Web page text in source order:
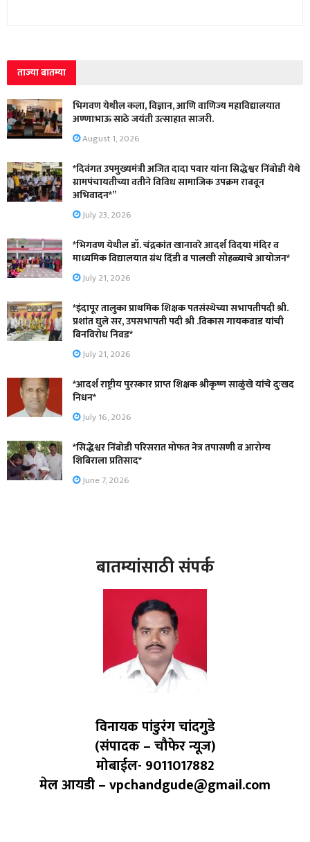
ताज्या बातम्या
भिगवण येथील कला, विज्ञान, आणि वाणिज्य महाविद्यालयात
अण्णाभाऊ साठे जयंती उत्साहात साजरी.
August 1, 2026
*दिवंगत उपमुख्यमंत्री अजित दादा पवार यांना सिद्धेश्वर निंबोडी येथे
ग्रामपंचायतीच्या वतीने विविध सामाजिक उपक्रम राबवून
अभिवादन*”
July 23, 2026
*भिगवण येथील डॉ. चंद्रकांत खानावरे आदर्श विदया मंदिर व
माध्यमिक विद्यालयात ग्रंथ दिंडी व पालखी सोहळ्याचे आयोजन*
July 21, 2026
*इंदापूर तालुका प्राथमिक शिक्षक पतसंस्थेच्या सभापतीपदी श्री.
प्रशांत घुले सर, उपसभापती पदी श्री .विकास गायकवाड यांची
बिनविरोध निवड*
July 21, 2026
*आदर्श राष्ट्रीय पुरस्कार प्राप्त शिक्षक श्रीकृष्ण साळुंखे यांचे दुःखद
निधन*
July 16, 2026
*सिद्धेश्वर निंबोडी परिसरात मोफत नेत्र तपासणी व आरोग्य
शिबिराला प्रतिसाद*
June 7, 2026
बातम्यांसाठी संपर्क
विनायक पांडुरंग चांदगुडे
(संपादक – चौफेर न्यूज)
मोबाईल- 9011017882
मेल आयडी – vpchandgude@gmail.com